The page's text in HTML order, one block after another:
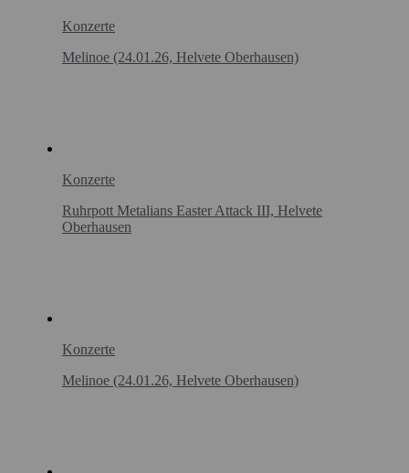
Konzerte
Melinoe (24.01.26, Helvete Oberhausen)
Konzerte
Ruhrpott Metalians Easter Attack III, Helvete
Oberhausen
Konzerte
Melinoe (24.01.26, Helvete Oberhausen)